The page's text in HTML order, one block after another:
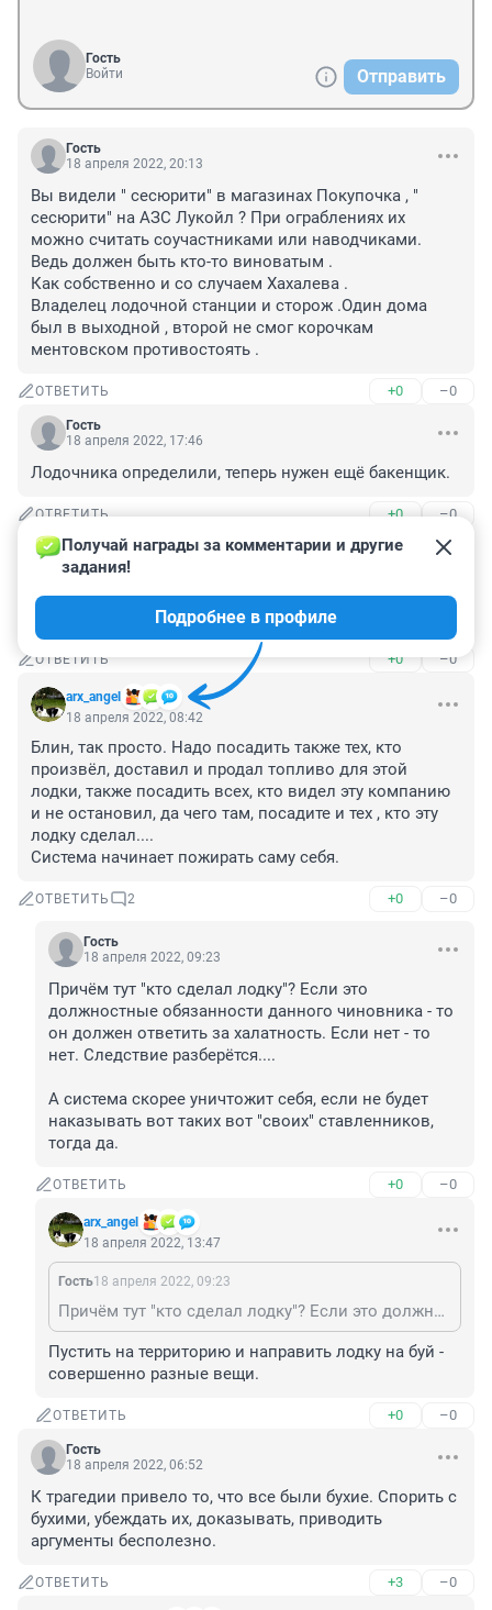
Гость
Войти
Отправить
Гость
18 апреля 2022, 20:13
Вы видели " сесюрити" в магазинах Покупочка , "
сесюрити" на АЗС Лукойл ? При ограблениях их
можно считать соучастниками или наводчиками.
Ведь должен быть кто-то виноватым .
Как собственно и со случаем Хахалева .
Владелец лодочной станции и сторож .Один дома
был в выходной , второй не смог корочкам
ментовском противостоять .
ОТВЕТИТЬ +0 –0
Гость
18 апреля 2022, 17:46
Лодочника определили, теперь нужен ещё бакенщик.
ОТВЕТИТЬ +0 –0
Гость
18 апреля 2022, 09:18
Если это были его обязанности - то за дело
ОТВЕТИТЬ +0 –0
arx_angel
Получай награды за комментарии и другие
задания!
Подробнее в профиле
18 апреля 2022, 08:42
Блин, так просто. Надо посадить также тех, кто
произвёл, доставил и продал топливо для этой
лодки, также посадить всех, кто видел эту компанию
и не остановил, да чего там, посадите и тех , кто эту
лодку сделал....
Система начинает пожирать саму себя.
ОТВЕТИТЬ 2 +0 –0
Гость
18 апреля 2022, 09:23
Причём тут "кто сделал лодку"? Если это
должностные обязанности данного чиновника - то
он должен ответить за халатность. Если нет - то
нет. Следствие разберётся....
А система скорее уничтожит себя, если не будет
наказывать вот таких вот "своих" ставленников,
тогда да.
ОТВЕТИТЬ +0 –0
arx_angel
18 апреля 2022, 13:47
Гость18 апреля 2022, 09:23
Причём тут "кто сделал лодку"? Если это должностные обязанности данного чиновника - то он должен ответить за халатность. Если нет - то нет. Следствие разберётся.... А система скорее уничтожит себя, если не будет наказывать вот таких вот "своих" ставленников, тогда да.
Пустить на территорию и направить лодку на буй -
совершенно разные вещи.
ОТВЕТИТЬ +0 –0
Гость
18 апреля 2022, 06:52
К трагедии привело то, что все были бухие. Спорить с
бухими, убеждать их, доказывать, приводить
аргументы бесполезно.
ОТВЕТИТЬ +3 –0